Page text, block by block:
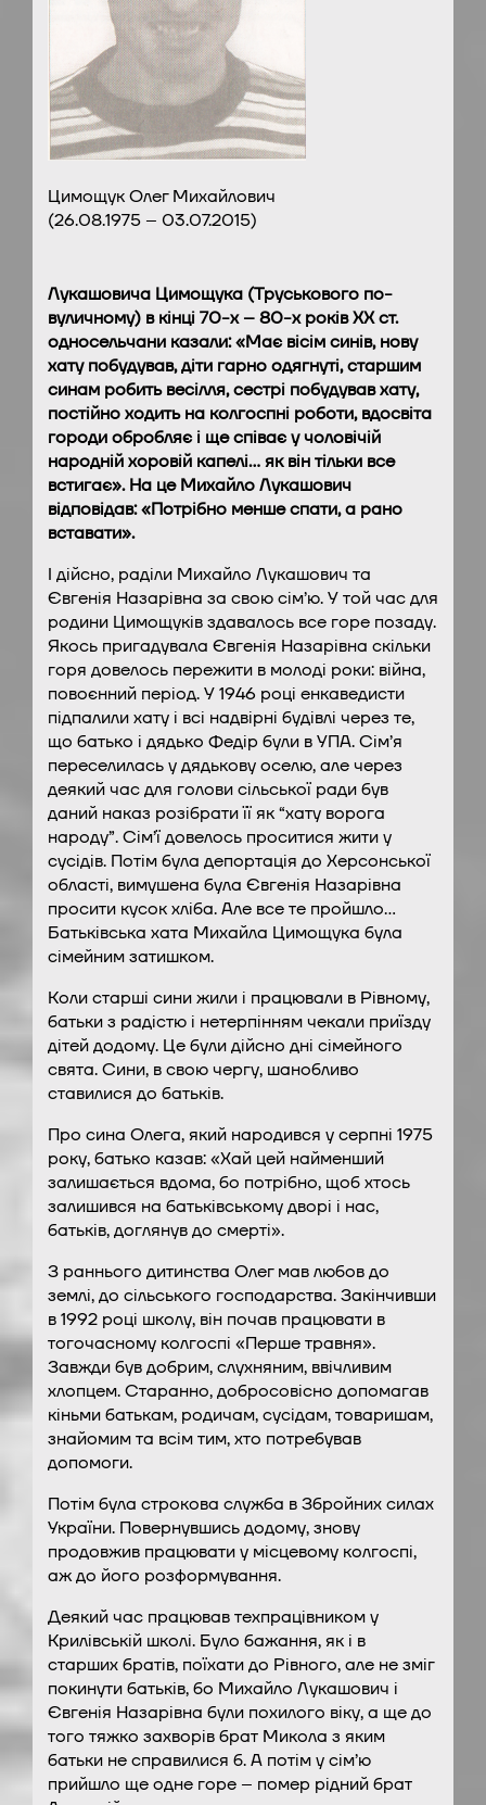
Цимощук Олег Михайлович
(26.08.1975 – 03.07.2015)
Лукашовича Цимощука (Труськового по-
вуличному) в кінці 70-х – 80-х років XX ст.
односельчани казали: «Має вісім синів, нову
хату побудував, діти гарно одягнуті, старшим
синам робить весілля, сестрі побудував хату,
постійно ходить на колгоспні роботи, вдосвіта
городи обробляє і ще співає у чоловічій
народній хоровій капелі… як він тільки все
встигає». На це Михайло Лукашович
відповідав: «Потрібно менше спати, а рано
вставати».
І дійсно, раділи Михайло Лукашович та
Євгенія Назарівна за свою сім’ю. У той час для
родини Цимощуків здавалось все горе позаду.
Якось пригадувала Євгенія Назарівна скільки
горя довелось пережити в молоді роки: війна,
повоєнний період. У 1946 році енкаведисти
підпалили хату і всі надвірні будівлі через те,
що батько і дядько Федір були в УПА. Сім’я
переселилась у дядькову оселю, але через
деякий час для голови сільської ради був
даний наказ розібрати її як “хату ворога
народу”. Сім’ї довелось проситися жити у
сусідів. Потім була депортація до Херсонської
області, вимушена була Євгенія Назарівна
просити кусок хліба. Але все те пройшло…
Батьківська хата Михайла Цимощука була
сімейним затишком.
Коли старші сини жили і працювали в Рівному,
батьки з радістю і нетерпінням чекали приїзду
дітей додому. Це були дійсно дні сімейного
свята. Сини, в свою чергу, шанобливо
ставилися до батьків.
Про сина Олега, який народився у серпні 1975
року, батько казав: «Хай цей найменший
залишається вдома, бо потрібно, щоб хтось
залишився на батьківському дворі і нас,
батьків, доглянув до смерті».
З раннього дитинства Олег мав любов до
землі, до сільського господарства. Закінчивши
в 1992 році школу, він почав працювати в
тогочасному колгоспі «Перше травня».
Завжди був добрим, слухняним, ввічливим
хлопцем. Старанно, добросовісно допомагав
кіньми батькам, родичам, сусідам, товаришам,
знайомим та всім тим, хто потребував
допомоги.
Потім була строкова служба в Збройних силах
України. Повернувшись додому, знову
продовжив працювати у місцевому колгоспі,
аж до його розформування.
Деякий час працював техпрацівником у
Крилівській школі. Було бажання, як і в
старших братів, поїхати до Рівного, але не зміг
покинути батьків, бо Михайло Лукашович і
Євгенія Назарівна були похилого віку, а ще до
того тяжко захворів брат Микола з яким
батьки не справилися б. А потім у сім’ю
прийшло ще одне горе – помер рідний брат